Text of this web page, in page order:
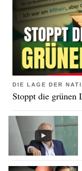
DIE LAGE DER
Stoppt die grünen